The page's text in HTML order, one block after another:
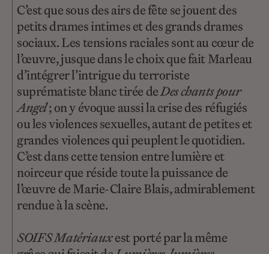
C’est que sous des airs de fête se jouent des
petits drames intimes et des grands drames
sociaux. Les tensions raciales sont au cœur de
l’œuvre, jusque dans le choix que fait Marleau
d’intégrer l’intrigue du terroriste
suprématiste blanc tirée deDes chants pour
Angel; on y évoque aussi la crise des réfugiés
ou les violences sexuelles, autant de petites et
grandes violences qui peuplent le quotidien.
C’est dans cette tension entre lumière et
noirceur que réside toute la puissance de
l’œuvre de Marie-Claire Blais, admirablement
rendue à la scène.
SOIFS Matériauxest porté par la même